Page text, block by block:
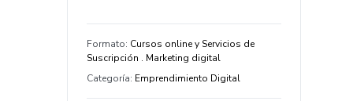
Estudia a tu manera y en cualquier
dispositivo
30 clase y 5 hora de contenido
Formato: Cursos online y Servicios de
Suscripción . Marketing digital
Categoría: Emprendimiento Digital